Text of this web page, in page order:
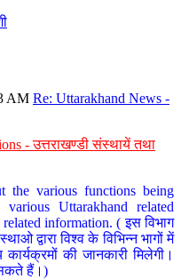
AM Re: Uttarakhand News -
- उत्तराखण्डी संस्थायें तथा
various functions being
Uttarakhand related
information. ( इस विभाग
द्वारा विश्व के विभिन्न भागों में
की जानकारी मिलेगी।
हैं।)